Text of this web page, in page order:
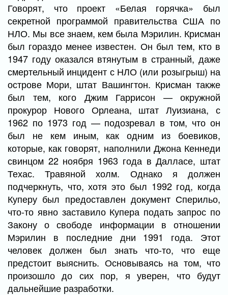
Говорят, что проект «Белая горячка» был
секретной программой правительства США по
НЛО. Мы все знаем, кем была Мэрилин. Крисман
был гораздо менее известен. Он был тем, кто в
1947 году оказался втянутым в странный, даже
смертельный инцидент с НЛО (или розыгрыш) на
острове Мори, штат Вашингтон. Крисман также
был тем, кого Джим Гаррисон — окружной
прокурор Нового Орлеана, штат Луизиана, с
1962 по 1973 год — подозревал в том, что он
был не кем иным, как одним из боевиков,
которые, как говорят, наполнили Джона Кеннеди
свинцом 22 ноября 1963 года в Далласе, штат
Техас. Травяной холм. Однако я должен
подчеркнуть, что, хотя это был 1992 год, когда
Куперу был предоставлен документ Сперильо,
что-то явно заставило Купера подать запрос по
Закону о свободе информации в отношении
Мэрилин в последние дни 1991 года. Этот
человек должен был знать что-то, что еще
предстоит выяснить. Основываясь на том, что
произошло до сих пор, я уверен, что будут
дальнейшие разработки.